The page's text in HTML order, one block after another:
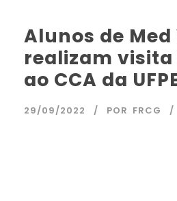
Alunos de Med
realizam
ao CCA da
29/09/2022 POR FRCG